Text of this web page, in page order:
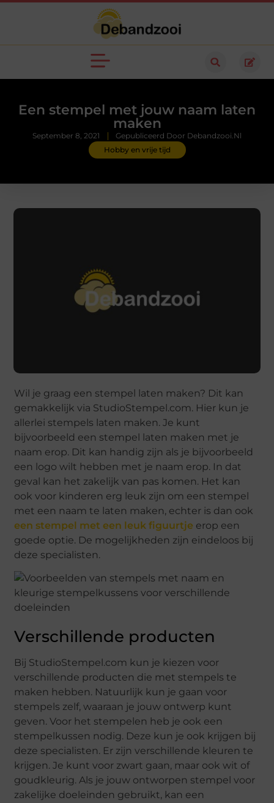
Een stempel met jouw naam laten
maken
Hobby en vrije tijd
September 8, 2021 Gepubliceerd Door Debandzooi.nl
Wil je graag een stempel laten maken? Dit kan
gemakkelijk via StudioStempel.com. Hier kun je
allerlei stempels laten maken. Je kunt
bijvoorbeeld een stempel laten maken met je
naam erop. Dit kan handig zijn als je bijvoorbeeld
een logo wilt hebben met je naam erop. In dat
geval kan het zakelijk van pas komen. Het kan
ook voor kinderen erg leuk zijn om een stempel
met een naam te laten maken, echter is dan ook
een stempel met een leuk figuurtje erop een
goede optie. De mogelijkheden zijn eindeloos bij
deze specialisten.
Verschillende producten
Bij StudioStempel.com kun je kiezen voor
verschillende producten die met stempels te
maken hebben. Natuurlijk kun je gaan voor
stempels zelf, waaraan je jouw ontwerp kunt
geven. Voor het stempelen heb je ook een
stempelkussen nodig. Deze kun je ook krijgen bij
deze specialisten. Er zijn verschillende kleuren te
krijgen. Je kunt voor zwart gaan, maar ook wit of
goudkleurig. Als je jouw ontworpen stempel voor
zakelijke doeleinden gebruikt, kan een